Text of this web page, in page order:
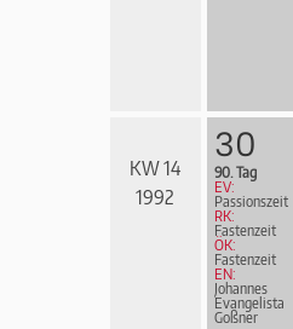
KW 14
1992
30
90. Tag
EV:
Passionszeit
RK:
Fastenzeit
ÖK:
Fastenzeit
EN:
Johannes
Evangelista
Goßner